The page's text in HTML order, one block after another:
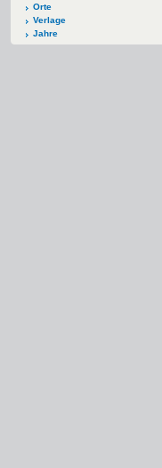
Orte
Verlage
Jahre